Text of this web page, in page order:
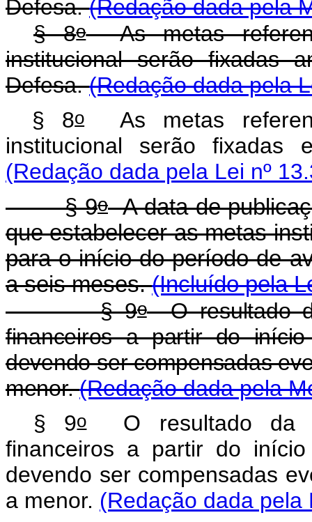
Defesa.(Redação dada pela
§ 8oAs metas
institucional serão fixadas
Defesa.(Redação dada pela
§ 8oAs metas
institucional serão
(Redação dada pela Lei nº
§ 9oA data de
que estabelecer as metas
para o início do período de
a seis meses.(Incluído pela
§ 9oO resultado
financeiros a partir do
devendo ser compensadas
menor.(Redação dada pela
§ 9oO resultado da
financeiros a partir do
devendo ser compensadas
a menor. (Redação dada pela